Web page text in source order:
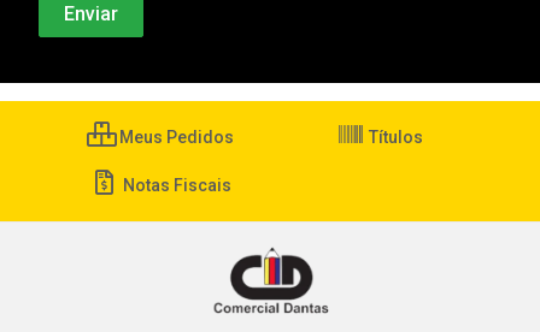
Meus Pedidos Títulos
Notas Fiscais